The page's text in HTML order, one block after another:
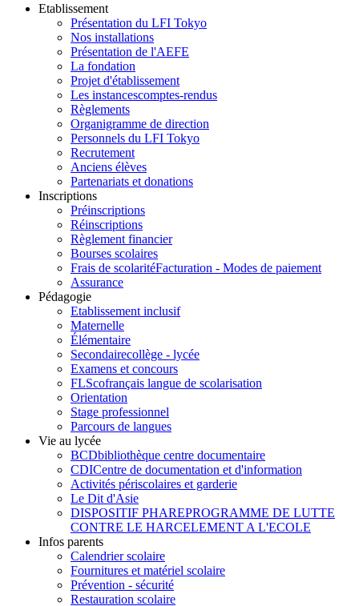
Etablissement
Présentation du LFI Tokyo
Nos installations
Présentation de l'AEFE
La fondation
Projet d'établissement
Les instancescomptes-rendus
Règlements
Organigramme de direction
Personnels du LFI Tokyo
Recrutement
Anciens élèves
Partenariats et donations
Inscriptions
Préinscriptions
Réinscriptions
Règlement financier
Bourses scolaires
Frais de scolaritéFacturation - Modes de paiement
Assurance
Pédagogie
Etablissement inclusif
Maternelle
Élémentaire
Secondairecollège - lycée
Examens et concours
FLScofrançais langue de scolarisation
Orientation
Stage professionnel
Parcours de langues
Vie au lycée
BCDbibliothèque centre documentaire
CDICentre de documentation et d'information
Activités périscolaires et garderie
Le Dit d'Asie
DISPOSITIF PHAREPROGRAMME DE LUTTE
CONTRE LE HARCELEMENT A L'ECOLE
Infos parents
Calendrier scolaire
Fournitures et matériel scolaire
Prévention - sécurité
Restauration scolaire